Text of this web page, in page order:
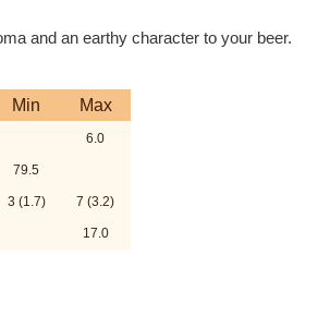
and an earthy character to your beer.
Min Max
6.0
79.5
3 (1.7) 7 (3.2)
17.0